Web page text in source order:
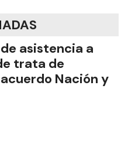
asistencia a
trata de
Nación y